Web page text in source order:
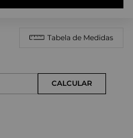
Tabela de Medidas